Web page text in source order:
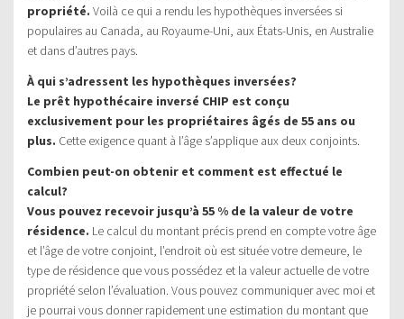
propriété. Voilà ce qui a rendu les hypothèques inversées si
populaires au Canada, au Royaume-Uni, aux États-Unis, en Australie
et dans d’autres pays.
À qui s’adressent les hypothèques inversées?
Le prêt hypothécaire inversé CHIP est conçu
exclusivement pour les propriétaires âgés de 55 ans ou
plus. Cette exigence quant à l’âge s’applique aux deux conjoints.
Combien peut-on obtenir et comment est effectué le
calcul?
Vous pouvez recevoir jusqu’à 55 % de la valeur de votre
résidence. Le calcul du montant précis prend en compte votre âge
et l’âge de votre conjoint, l’endroit où est située votre demeure, le
type de résidence que vous possédez et la valeur actuelle de votre
propriété selon l’évaluation. Vous pouvez communiquer avec moi et
je pourrai vous donner rapidement une estimation du montant que